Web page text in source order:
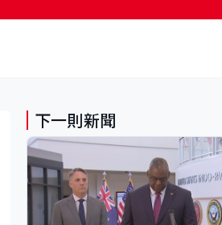
下一則新聞